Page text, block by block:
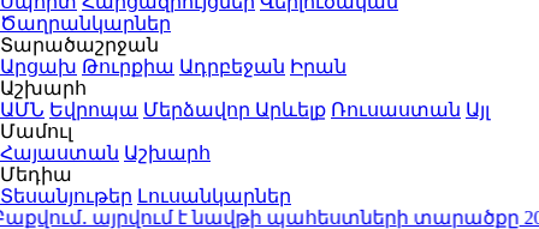
Ծաղրանկարներ
Տարածաշրջան
Արցախ Թուրքիա Ադրբեջան Իրան
Աշխարհ
ԱՄՆ Եվրոպա Մերձավոր Արևելք Ռուսաստան Այլ
Մամուլ
Հայաստան Աշխարհ
Մեդիա
Տեսանյութեր Լուսանկարներ
այրվում է նավթի պահեստների տարածքը20:30